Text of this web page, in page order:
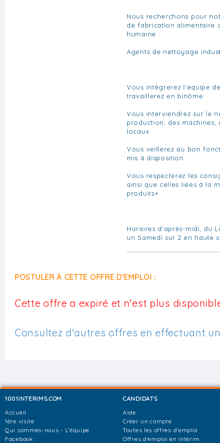
Nous recherchons pour
de fabrication alimentaire
humaine :
Agents de nettoyage
Vous intégrerez l'équipe
travaillerez en binôme
Vous interviendrez sur le
production, des machines,
locaux
Vous veillerez au bon
mis à disposition
Vous respecterez les
ainsi que celles liées à la
produits+
Horaires d'après-midi, du
un Samedi sur 2 en haute
POSTULER À CETTE OFFRE D'EMPLOI :
Cette offre a expiré et n'est plus
Consultez d'autres offres en effectuant
1001INTERIMS.COM
Accueil
1ère visite
Qui sommes-nous - L'équipe
Facebook
CANDIDATS
Aide
Créer un compte
Toutes les offres d'emploi
Offres d'emploi en intérim